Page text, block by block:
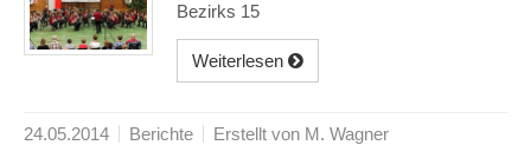
Bezirks 15
Weiterlesen
24.05.2014 Berichte Erstellt von M. Wagner